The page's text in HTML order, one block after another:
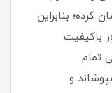
کرده؛ بنابراین
با‌کیفیت
تمام
و